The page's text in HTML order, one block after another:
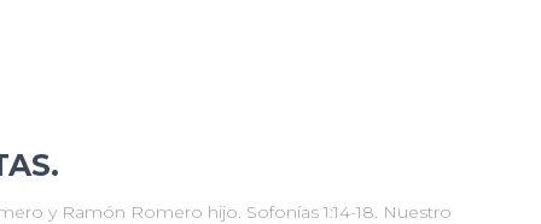
y Ramón Romero hijo. Sofonías 1:14-18. Nuestro